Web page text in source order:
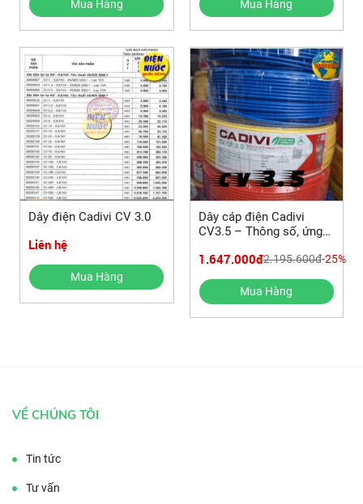
Mua Hàng Mua Hàng
Dây điện Cadivi CV 3.0
Liên hệ
Mua Hàng
Dây cáp điện Cadivi
CV3.5 – Thông số, ứng
1.647.000đ2.195.600đ-25%
Mua Hàng
VỀ CHÚNG TÔI
Tin tức
Tư vấn